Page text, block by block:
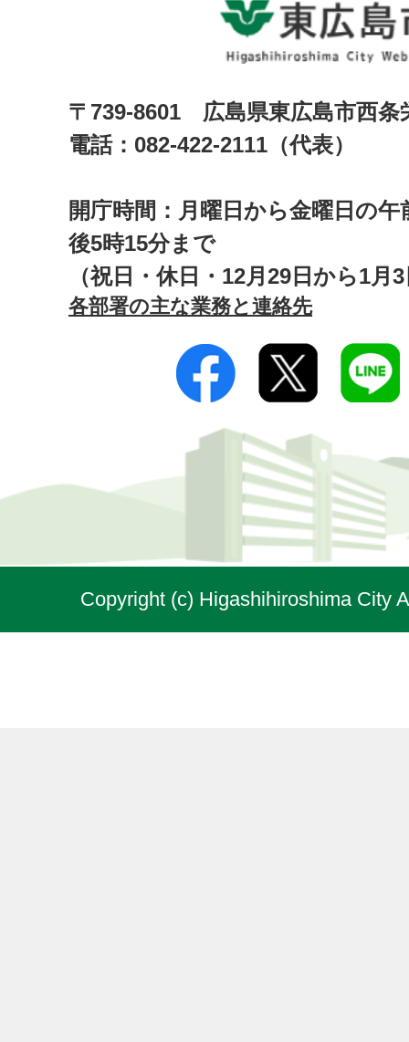
〒739-8601 広島県東広島市西
電話：082-422-2111（代表）
開庁時間：月曜日から金曜日の午
後5時15分まで
（祝日・休日・12月29日から1月
各部署の主な業務と連絡先
Copyright (c) Higashihiroshima City